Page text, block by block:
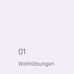
01
Wohnlösungen